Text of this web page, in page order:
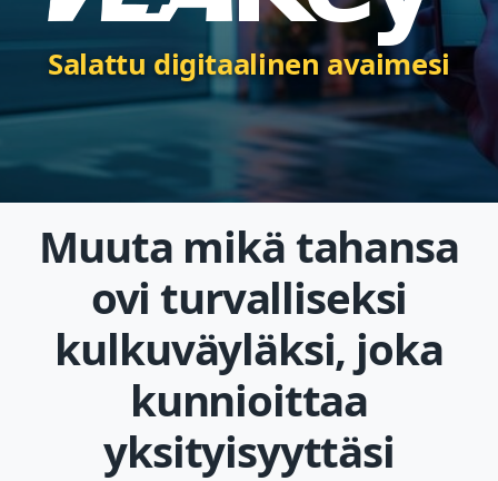
Salattu digitaalinen avaimesi
Muuta mikä tahansa
ovi turvalliseksi
kulkuväyläksi, joka
kunnioittaa
yksityisyyttäsi